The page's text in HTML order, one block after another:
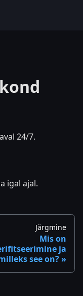
24/7.
igal ajal.
Järgmine
Mis on
ja
see on?